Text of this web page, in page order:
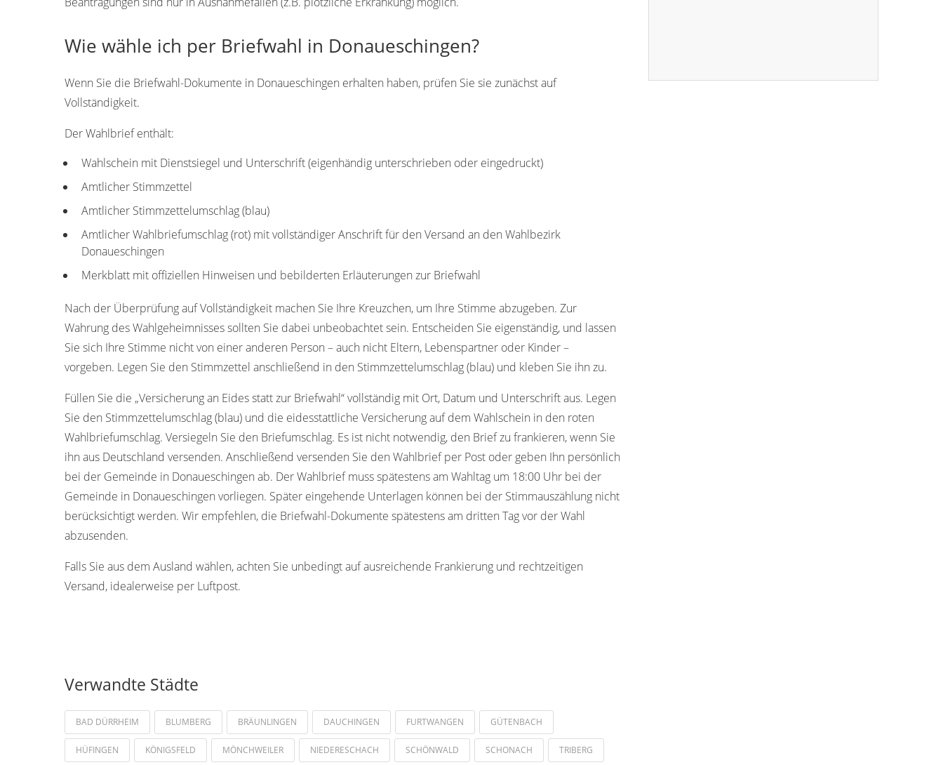
Wie wähle ich per Briefwahl in Donaueschingen?
Wenn Sie die Briefwahl-Dokumente in Donaueschingen erhalten haben, prüfen Sie sie zunächst auf
Vollständigkeit.
Der Wahlbrief enthält:
Wahlschein mit Dienstsiegel und Unterschrift (eigenhändig unterschrieben oder eingedruckt)
Amtlicher Stimmzettel
Amtlicher Stimmzettelumschlag (blau)
Amtlicher Wahlbriefumschlag (rot) mit vollständiger Anschrift für den Versand an den Wahlbezirk
Donaueschingen
Merkblatt mit offiziellen Hinweisen und bebilderten Erläuterungen zur Briefwahl
Nach der Überprüfung auf Vollständigkeit machen Sie Ihre Kreuzchen, um Ihre Stimme abzugeben. Zur
Wahrung des Wahlgeheimnisses sollten Sie dabei unbeobachtet sein. Entscheiden Sie eigenständig, und lassen
Sie sich Ihre Stimme nicht von einer anderen Person – auch nicht Eltern, Lebenspartner oder Kinder –
vorgeben. Legen Sie den Stimmzettel anschließend in den Stimmzettelumschlag (blau) und kleben Sie ihn zu.
Füllen Sie die „Versicherung an Eides statt zur Briefwahl“ vollständig mit Ort, Datum und Unterschrift aus. Legen
Sie den Stimmzettelumschlag (blau) und die eidesstattliche Versicherung auf dem Wahlschein in den roten
Wahlbriefumschlag. Versiegeln Sie den Briefumschlag. Es ist nicht notwendig, den Brief zu frankieren, wenn Sie
ihn aus Deutschland versenden. Anschließend versenden Sie den Wahlbrief per Post oder geben Ihn persönlich
bei der Gemeinde in Donaueschingen ab. Der Wahlbrief muss spätestens am Wahltag um 18:00 Uhr bei der
Gemeinde in Donaueschingen vorliegen. Später eingehende Unterlagen können bei der Stimmauszählung nicht
berücksichtigt werden. Wir empfehlen, die Briefwahl-Dokumente spätestens am dritten Tag vor der Wahl
abzusenden.
Falls Sie aus dem Ausland wählen, achten Sie unbedingt auf ausreichende Frankierung und rechtzeitigen
Versand, idealerweise per Luftpost.
Verwandte Städte
BAD DÜRRHEIM BLUMBERG BRÄUNLINGEN DAUCHINGEN FURTWANGEN GÜTENBACH
HÜFINGEN KÖNIGSFELD MÖNCHWEILER NIEDERESCHACH SCHÖNWALD SCHONACH TRIBERG